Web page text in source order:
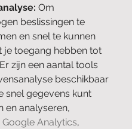
Om
beslissingen te
en snel te kunnen
je toegang hebben tot
zijn een aantal tools
beschikbaar
snel gegevens kunt
en analyseren,
Google Analytics,